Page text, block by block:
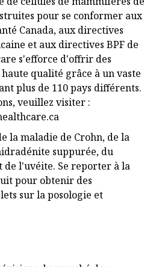
pour se conformer aux
Canada, aux directives
et aux directives BPF de
s'efforce d'offrir des
qualité grâce à un vaste
plus de 110 pays différents.
veuillez visiter :
la maladie de Crohn, de la
suppurée, du
de l'uvéite. Se reporter à la
pour obtenir des
sur la posologie et